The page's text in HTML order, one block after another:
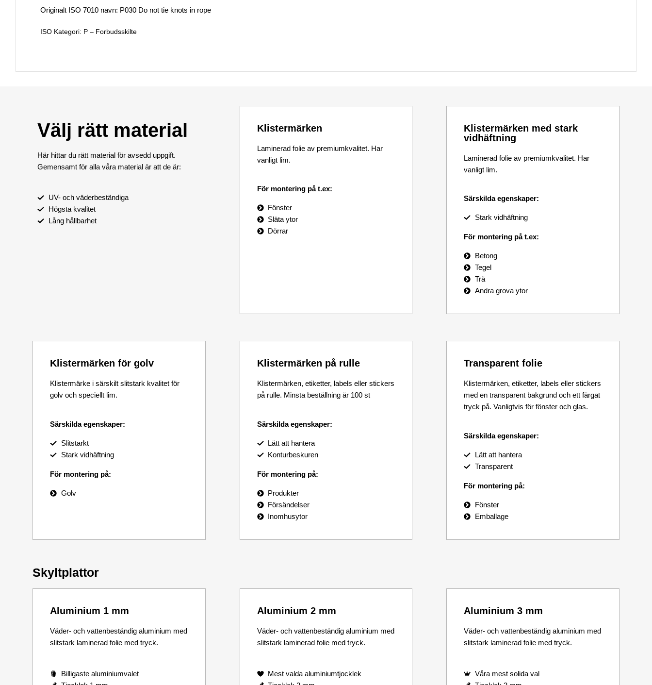
Originalt ISO 7010 navn: P030 Do not tie knots in rope
ISO Kategori: P – Forbudsskilte
Välj rätt material
Här hittar du rätt material för avsedd uppgift.
Gemensamt för alla våra material är att de är:
UV- och väderbeständiga
Högsta kvalitet
Lång hållbarhet
Klistermärken
Laminerad folie av premiumkvalitet. Har
vanligt lim.
För montering på t.ex:
Fönster
Släta ytor
Dörrar
Klistermärken med stark
vidhäftning
Laminerad folie av premiumkvalitet. Har
vanligt lim.
Särskilda egenskaper:
Stark vidhäftning
För montering på t.ex:
Betong
Tegel
Trä
Andra grova ytor
Klistermärken för golv
Klistermärke i särskilt slitstark kvalitet för
golv och speciellt lim.
Särskilda egenskaper:
Slitstarkt
Stark vidhäftning
För montering på:
Golv
Klistermärken på rulle
Klistermärken, etiketter, labels eller stickers
på rulle. Minsta beställning är 100 st
Särskilda egenskaper:
Lätt att hantera
Konturbeskuren
För montering på:
Produkter
Försändelser
Inomhusytor
Transparent folie
Klistermärken, etiketter, labels eller stickers
med en transparent bakgrund och ett färgat
tryck på. Vanligtvis för fönster och glas.
Särskilda egenskaper:
Lätt att hantera
Transparent
För montering på:
Fönster
Emballage
Skyltplattor
Aluminium 1 mm
Väder- och vattenbeständig aluminium med
slitstark laminerad folie med tryck.
Billigaste aluminiumvalet
Aluminium 2 mm
Väder- och vattenbeständig aluminium med
slitstark laminerad folie med tryck.
Mest valda aluminiumtjocklek
Aluminium 3 mm
Väder- och vattenbeständig aluminium med
slitstark laminerad folie med tryck.
Våra mest solida val